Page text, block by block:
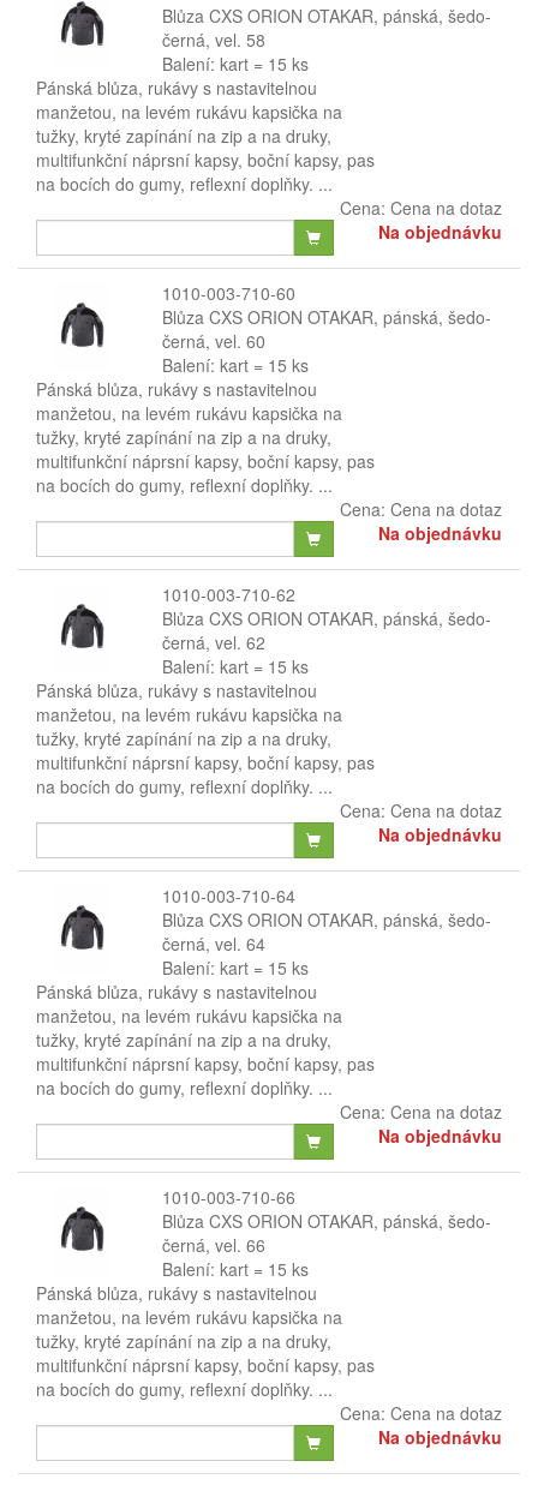
Blůza CXS ORION OTAKAR, pánská, šedo-
černá, vel. 58
Balení: kart = 15 ks
Pánská blůza, rukávy s nastavitelnou
manžetou, na levém rukávu kapsička na
tužky, kryté zapínání na zip a na druky,
multifunkční náprsní kapsy, boční kapsy, pas
na bocích do gumy, reflexní doplňky. ...
Cena: Cena na dotaz
Na objednávku
1010-003-710-60
Blůza CXS ORION OTAKAR, pánská, šedo-
černá, vel. 60
Balení: kart = 15 ks
Pánská blůza, rukávy s nastavitelnou
manžetou, na levém rukávu kapsička na
tužky, kryté zapínání na zip a na druky,
multifunkční náprsní kapsy, boční kapsy, pas
na bocích do gumy, reflexní doplňky. ...
Cena: Cena na dotaz
Na objednávku
1010-003-710-62
Blůza CXS ORION OTAKAR, pánská, šedo-
černá, vel. 62
Balení: kart = 15 ks
Pánská blůza, rukávy s nastavitelnou
manžetou, na levém rukávu kapsička na
tužky, kryté zapínání na zip a na druky,
multifunkční náprsní kapsy, boční kapsy, pas
na bocích do gumy, reflexní doplňky. ...
Cena: Cena na dotaz
Na objednávku
1010-003-710-64
Blůza CXS ORION OTAKAR, pánská, šedo-
černá, vel. 64
Balení: kart = 15 ks
Pánská blůza, rukávy s nastavitelnou
manžetou, na levém rukávu kapsička na
tužky, kryté zapínání na zip a na druky,
multifunkční náprsní kapsy, boční kapsy, pas
na bocích do gumy, reflexní doplňky. ...
Cena: Cena na dotaz
Na objednávku
1010-003-710-66
Blůza CXS ORION OTAKAR, pánská, šedo-
černá, vel. 66
Balení: kart = 15 ks
Pánská blůza, rukávy s nastavitelnou
manžetou, na levém rukávu kapsička na
tužky, kryté zapínání na zip a na druky,
multifunkční náprsní kapsy, boční kapsy, pas
na bocích do gumy, reflexní doplňky. ...
Cena: Cena na dotaz
Na objednávku